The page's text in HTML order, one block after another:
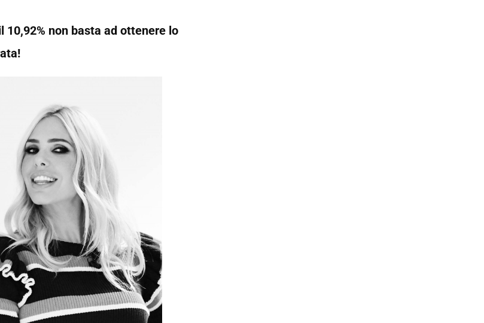
non basta ad ottenere lo